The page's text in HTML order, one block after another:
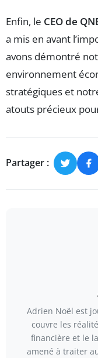
Enfin, le CEO de
a mis en avant
avons démontré
environnement
stratégiques et
atouts précieux
Partager :
Adrien Noël est
couvre les
financière et le
amené à traiter